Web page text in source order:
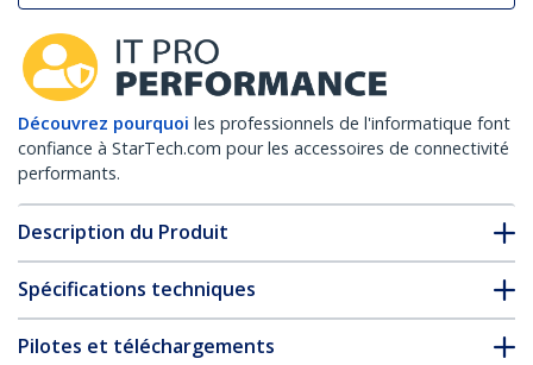
Découvrez pourquoi les professionnels de l'informatique font
confiance à StarTech.com pour les accessoires de connectivité
performants.
Description du Produit
Spécifications techniques
Pilotes et téléchargements